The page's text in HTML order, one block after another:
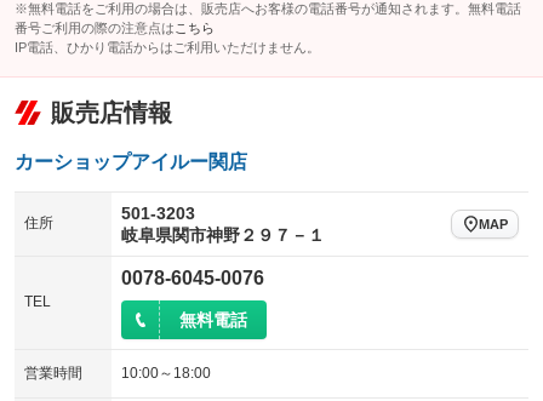
100V電源
：装備なし
：装備なし
レンタカーアップ
：装備なし
電動格納ミラー
：装備なし
バックカメラ
：装備なし
：装備なし ：装備なし
ローダウン
：装備なし
パワーシート
：装備なし
：装備なし
チップアップシート オットマン
電動格納サードシート
ウォークスルー
：装備なし
電動リアゲート
：装備なし
※無料電話をご利用の場合は、販売店へお客様の電話番号が通知されます。無料電話
番号ご利用の際の注意点は こちら
IP電話、ひかり電話からはご利用いただけません。
販売店情報
カーショップアイルー関店
住所
501-3203
岐阜県関市神野２９７－１
MAP
TEL
0078-6045-0076
無料電話
営業時間 10:00～18:00